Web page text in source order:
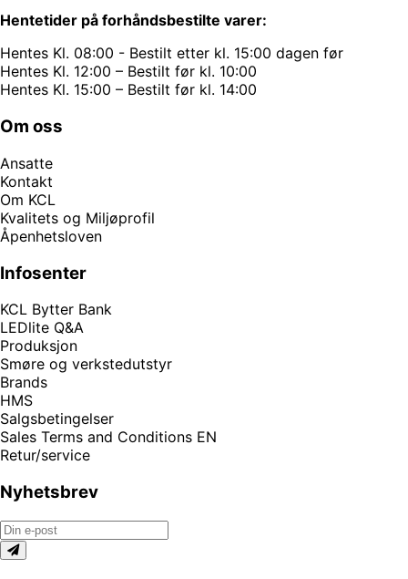
Hentetider på forhåndsbestilte varer:
Hentes Kl. 08:00 - Bestilt etter kl. 15:00 dagen før
Hentes Kl. 12:00 – Bestilt før kl. 10:00
Hentes Kl. 15:00 – Bestilt før kl. 14:00
Om oss
Ansatte
Kontakt
Om KCL
Kvalitets og Miljøprofil
Åpenhetsloven
Infosenter
KCL Bytter Bank
LEDlite Q&A
Produksjon
Smøre og verkstedutstyr
Brands
HMS
Salgsbetingelser
Sales Terms and Conditions EN
Retur/service
Nyhetsbrev